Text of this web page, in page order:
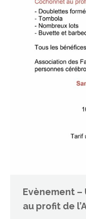
Evènement
au profit de